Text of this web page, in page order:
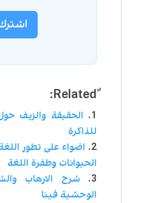
ٌRelated:
الحقيقة والزيف
للذاكرة
اضواء على تطور
الحيوانات وطفرة اللغة
شرح الارهاب
الوحشية فينا